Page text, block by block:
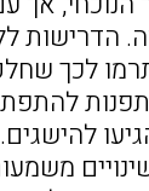
הדרישות
לכך